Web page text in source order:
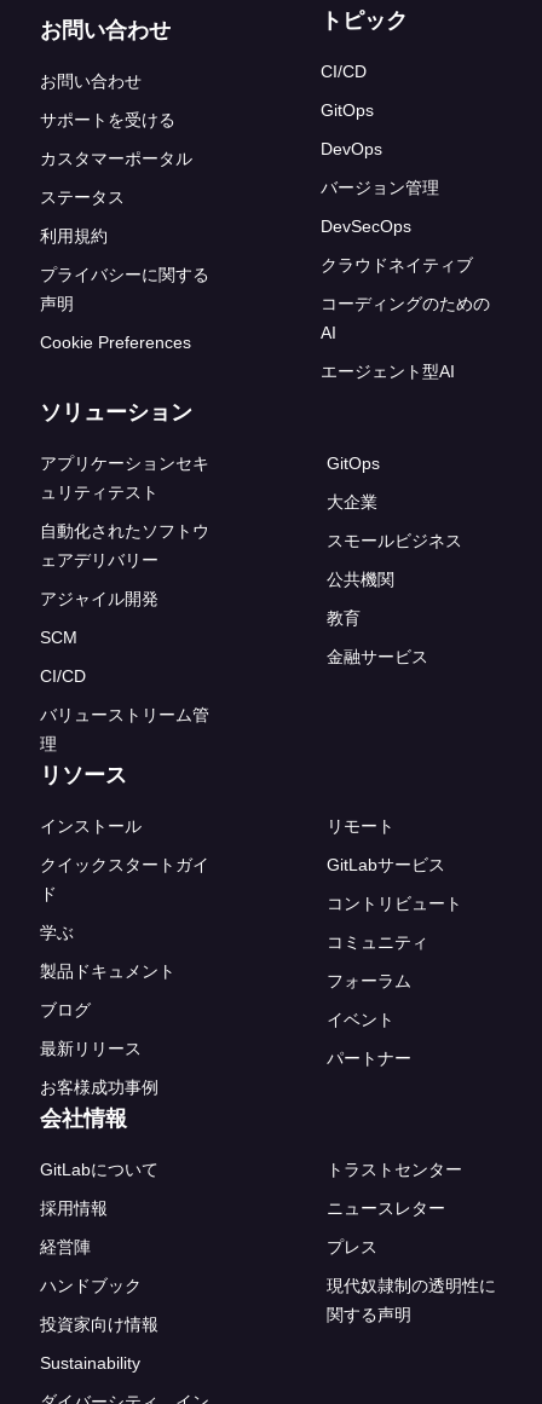
お問い合わせ
お問い合わせ
サポートを受ける
カスタマーポータル
ステータス
利用規約
プライバシーに関する
声明
Cookie Preferences
トピック
CI/CD
GitOps
DevOps
バージョン管理
DevSecOps
クラウドネイティブ
コーディングのための
AI
エージェント型AI
ソリューション
アプリケーションセキ
ュリティテスト
自動化されたソフトウ
ェアデリバリー
アジャイル開発
SCM
CI/CD
バリューストリーム管
理
GitOps
大企業
スモールビジネス
公共機関
教育
金融サービス
リソース
インストール
クイックスタートガイ
ド
学ぶ
製品ドキュメント
ブログ
最新リリース
お客様成功事例
リモート
GitLabサービス
コントリビュート
コミュニティ
フォーラム
イベント
パートナー
会社情報
GitLabについて
採用情報
経営陣
ハンドブック
投資家向け情報
Sustainability
トラストセンター
ニュースレター
プレス
現代奴隷制の透明性に
関する声明